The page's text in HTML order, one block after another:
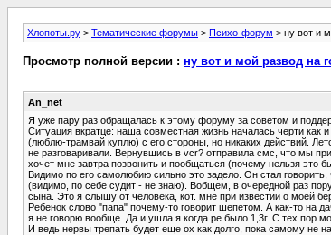
Хлопоты.ру > Тематические форумы > Психо-форум > ну вот и
Просмотр полной версии : ну вот и мой развод на
An_net
Я уже пару раз обращалась к этому форуму за советом и
Ситуация вкратце: наша совместная жизнь началась черти
(люблю-трамвай куплю) с его стороны, но никаких действий.
не разговаривали. Вернувшись в vcr? отправила смс, что мы
хочет мне завтра позвонить и пообщаться (почему нельзя это
Видимо по его самолюбию сильно это задело. Он стал
(видимо, по себе судит - не знаю). Вобщем, в очередной раз
сына. Это я слышу от человека, кот. мне при известии о моей
Ребенок слово "папа" почему-то говорит шепетом. А как-то на
я не говорю вообще. Да и ушла я когда ре было 1,3г. С тех пор
И ведь нервы трепать будет еще ох как долго, пока самому не